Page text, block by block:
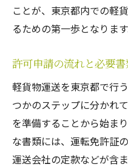
ことが、東京都内での軽
るための第一歩となります
許可申請の流れと必要
軽貨物運送を東京都で行
つかのステップに分かれ
を準備することから始ま
な書類には、運転免許証
運送会社の定款などが含